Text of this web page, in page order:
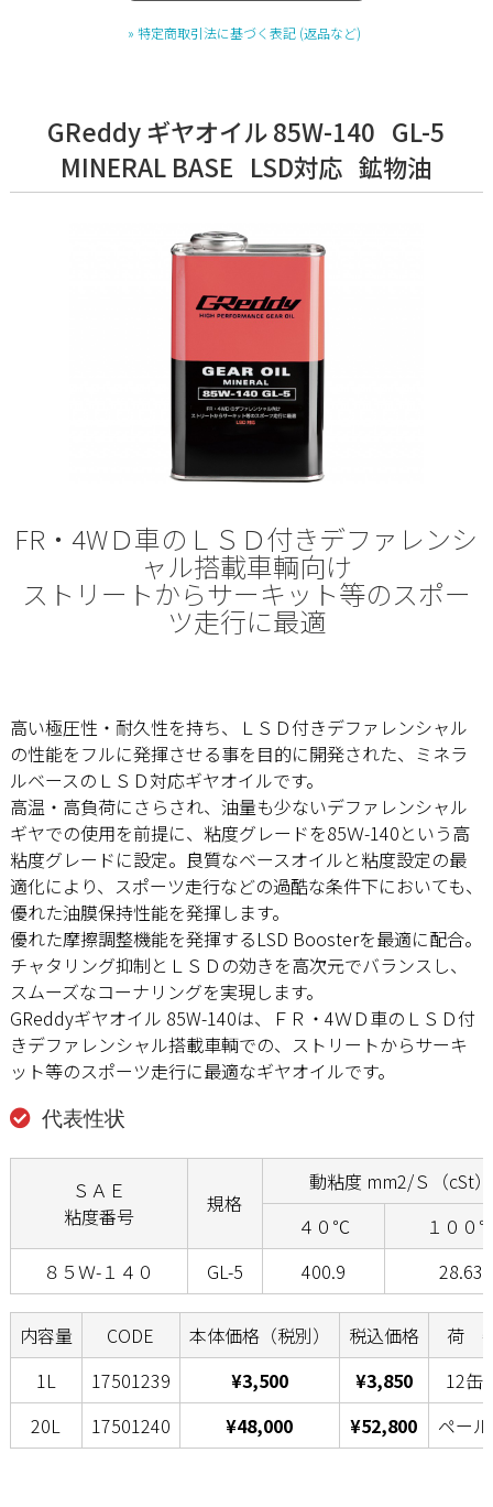
» 特定商取引法に基づく表記 (返品など)
GReddy ギヤオイル 85W-140 GL-5
MINERAL BASE LSD対応 鉱物油
FR・4WＤ車のＬＳＤ付きデファレンシ
ャル搭載車輌向け
ストリートからサーキット等のスポー
ツ走行に最適
高い極圧性・耐久性を持ち、ＬＳＤ付きデファレンシャル
の性能をフルに発揮させる事を目的に開発された、ミネラ
ルベースのＬＳＤ対応ギヤオイルです。
高温・高負荷にさらされ、油量も少ないデファレンシャル
ギヤでの使用を前提に、粘度グレードを85Ｗ-140という高
粘度グレードに設定。良質なベースオイルと粘度設定の最
適化により、スポーツ走行などの過酷な条件下においても、
優れた油膜保持性能を発揮します。
優れた摩擦調整機能を発揮するLSD Boosterを最適に配合。
チャタリング抑制とＬＳＤの効きを高次元でバランスし、
スムーズなコーナリングを実現します。
GReddyギヤオイル 85W-140は、ＦＲ・4ＷＤ車のＬＳＤ付
きデファレンシャル搭載車輌での、ストリートからサーキ
ット等のスポーツ走行に最適なギヤオイルです。
代表性状
ＳＡＥ
粘度番号
規格
動粘度 mm2/Ｓ（cSt）
４０℃
１００
８５Ｗ-１４０
GL-5 400.9 28.63
内容量 CODE 本体価格（税別） 税込価格
荷
1L
17501239 ¥3,500 ¥3,850
12缶
20L
17501240 ¥48,000 ¥52,800 ペー